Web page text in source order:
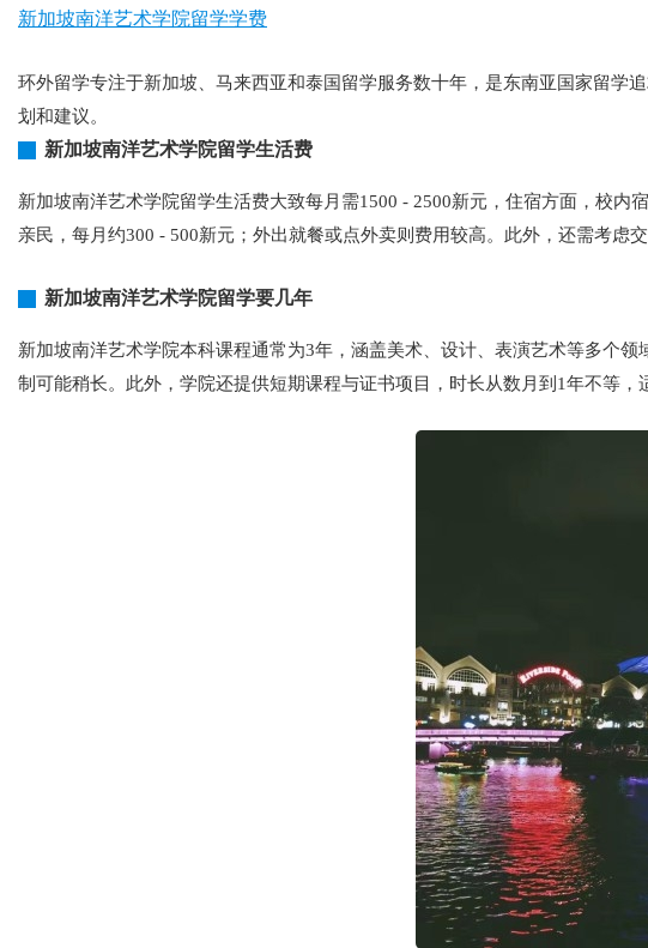
新加坡南洋艺术学院留学学费
环外留学专注于新加坡、马来西亚和泰国留学服务数十年，是东南亚国家留学
划和建议。
新加坡南洋艺术学院留学生活费
新加坡南洋艺术学院留学生活费大致每月需1500 - 2500新元，住宿方面，校
亲民，每月约300 - 500新元；外出就餐或点外卖则费用较高。此外，还需考虑
新加坡南洋艺术学院留学要几年
新加坡南洋艺术学院本科课程通常为3年，涵盖美术、设计、表演艺术等多个
制可能稍长。此外，学院还提供短期课程与证书项目，时长从数月到1年不等，